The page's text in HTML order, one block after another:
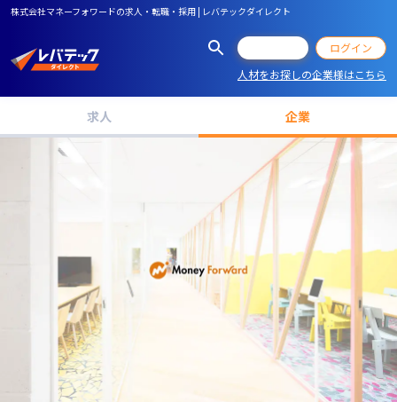
株式会社マネーフォワードの求人・転職・採用 | レバテックダイレクト
ログイン
人材をお探しの企業様はこちら
求人 企業